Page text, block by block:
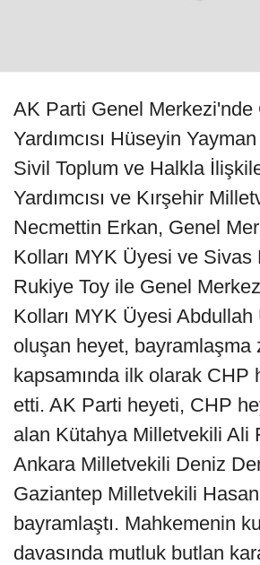
AK Parti Genel Merkezi'nde
Yardımcısı Hüseyin
Sivil Toplum ve Halkla
Yardımcısı ve Kırşehir
Necmettin Erkan, Genel
Kolları MYK Üyesi ve Sivas
Rukiye Toy ile Genel
Kolları MYK Üyesi Abdullah
oluşan heyet, bayramlaşma
kapsamında ilk olarak CHP
etti. AK Parti heyeti, CHP
alan Kütahya Milletvekili Ali
Ankara Milletvekili Deniz
Gaziantep Milletvekili
bayramlaştı. Mahkemenin
davasında mutluk butlan